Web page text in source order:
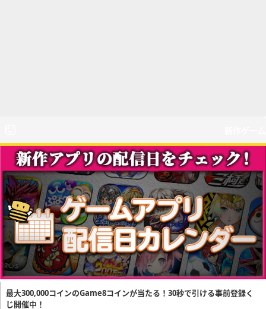
最大300,000コインのGame8コインが当たる！30秒で引ける事前登録く
じ開催中！